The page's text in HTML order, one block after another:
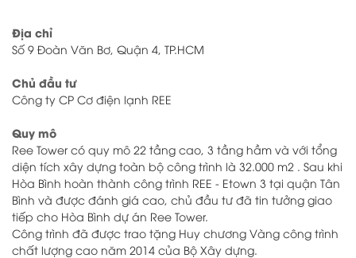
Địa chỉ
Số 9 Đoàn Văn Bơ, Quận 4, TP.HCM
Chủ đầu tư
Công ty CP Cơ điện lạnh REE
Quy mô
Ree Tower có quy mô 22 tầng cao, 3 tầng hầm và với tổng
diện tích xây dựng toàn bộ công trình là 32.000 m2 . Sau khi
Hòa Bình hoàn thành công trình REE - Etown 3 tại quận Tân
Bình và được đánh giá cao, chủ đầu tư đã tin tưởng giao
tiếp cho Hòa Bình dự án Ree Tower.
Công trình đã được trao tặng Huy chương Vàng công trình
chất lượng cao năm 2014 của Bộ Xây dựng.